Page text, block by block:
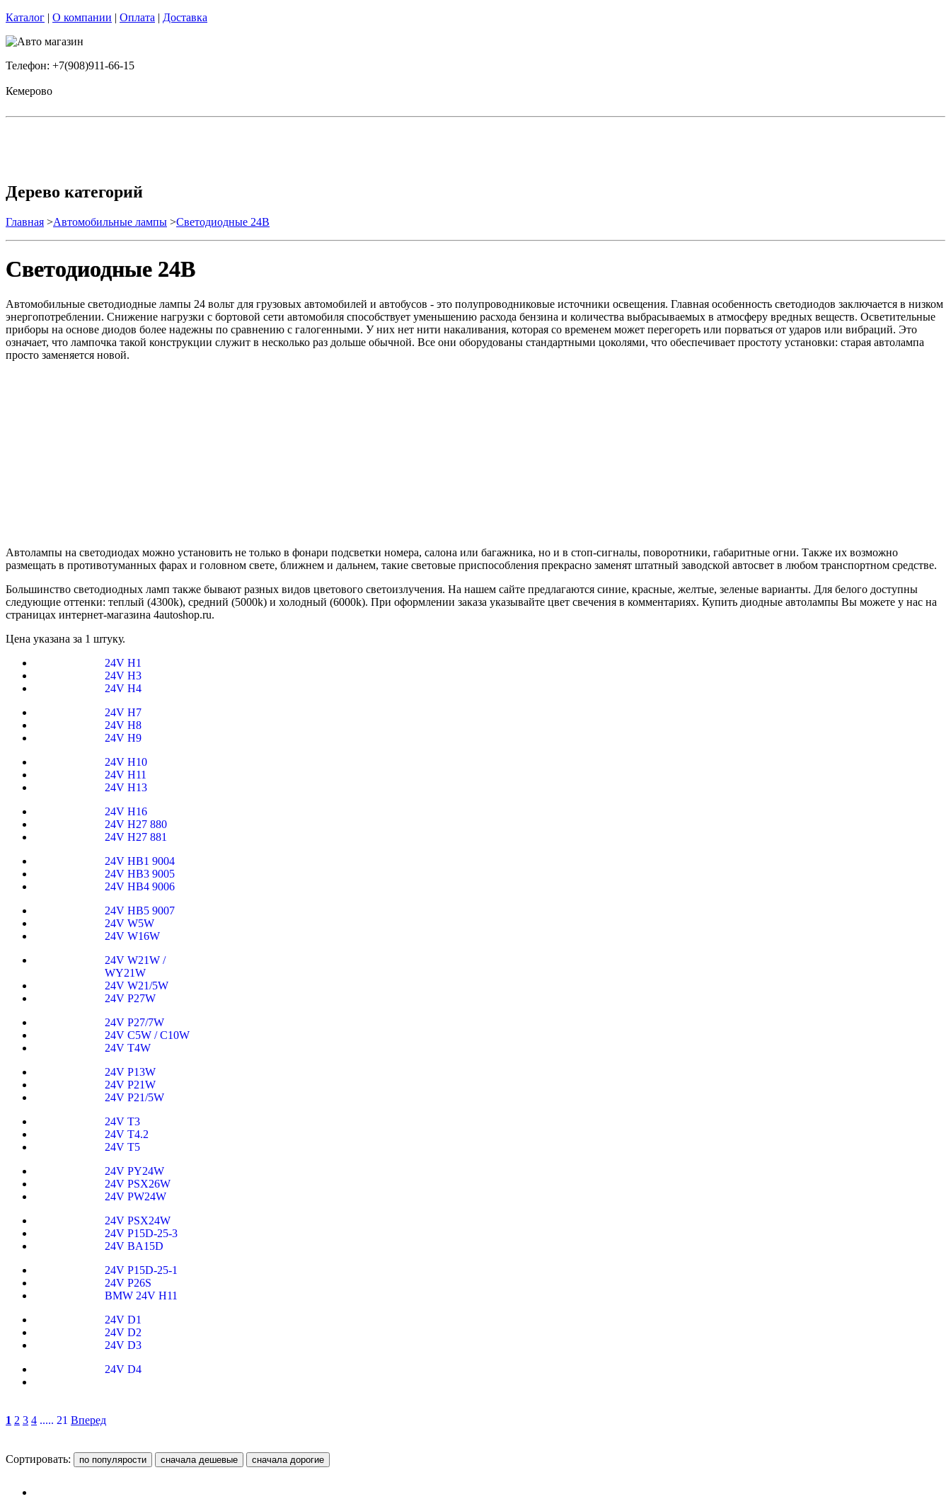
Каталог | О компании | Оплата | Доставка
Телефон: +7(908)911-66-15
Кемерово
Дерево категорий
Главная >Автомобильные лампы >Cветодиодные 24B
Cветодиодные 24B
Автомобильные светодиодные лампы 24 вольт для грузовых автомобилей и автобусов - это полупроводниковые источники освещения. Главная особенность светодиодов заключается в низком
энергопотреблении. Снижение нагрузки с бортовой сети автомобиля способствует уменьшению расхода бензина и количества выбрасываемых в атмосферу вредных веществ. Осветительные
приборы на основе диодов более надежны по сравнению с галогенными. У них нет нити накаливания, которая со временем может перегореть или порваться от ударов или вибраций. Это
означает, что лампочка такой конструкции служит в несколько раз дольше обычной. Все они оборудованы стандартными цоколями, что обеспечивает простоту установки: старая автолампа
просто заменяется новой.
Автолампы на светодиодах можно установить не только в фонари подсветки номера, салона или багажника, но и в стоп-сигналы, поворотники, габаритные огни. Также их возможно
размещать в противотуманных фарах и головном свете, ближнем и дальнем, такие световые приспособления прекрасно заменят штатный заводской автосвет в любом транспортном средстве.
Большинство светодиодных ламп также бывают разных видов цветового светоизлучения. На нашем сайте предлагаются синие, красные, желтые, зеленые варианты. Для белого доступны
следующие оттенки: теплый (4300k), средний (5000k) и холодный (6000k). При оформлении заказа указывайте цвет свечения в комментариях. Купить диодные автолампы Вы можете у нас на
страницах интернет-магазина 4autoshop.ru.
Цена указана за 1 штуку.
24V H1
24V H3
24V H4
24V H7
24V H8
24V H9
24V H10
24V H11
24V H13
24V H16
24V H27 880
24V H27 881
24V HB1 9004
24V HB3 9005
24V HB4 9006
24V HB5 9007
24V W5W
24V W16W
24V W21W /
WY21W
24V W21/5W
24V P27W
24V P27/7W
24V C5W / C10W
24V T4W
24V P13W
24V P21W
24V P21/5W
24V T3
24V T4.2
24V T5
24V PY24W
24V PSX26W
24V PW24W
24V PSX24W
24V P15D-25-3
24V BA15D
24V P15D-25-1
24V P26S
BMW 24V H11
24V D1
24V D2
24V D3
24V D4
1 2 3 4 ..... 21 Вперед
Сортировать: